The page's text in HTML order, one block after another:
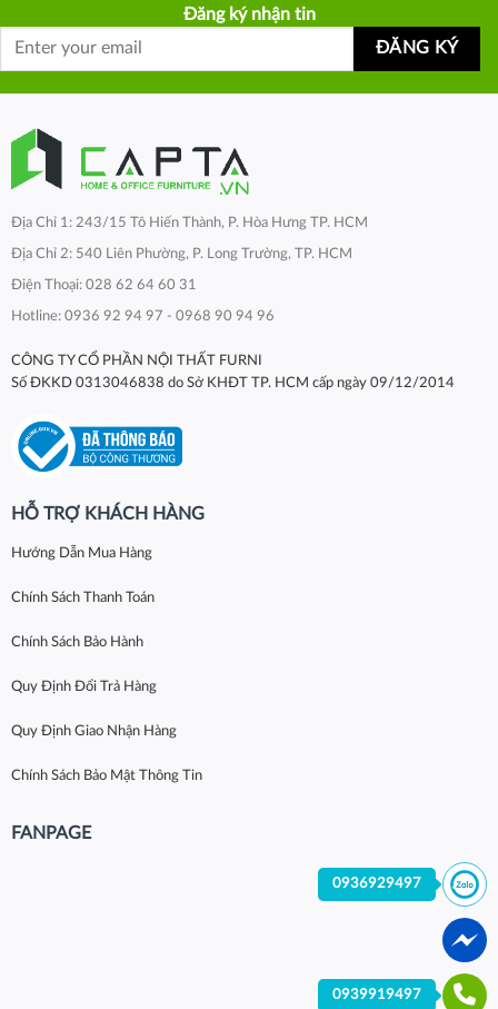
Đăng ký nhận tin
Địa Chỉ 1: 243/15 Tô Hiến Thành, P. Hòa Hưng TP. HCM
Địa Chỉ 2: 540 Liên Phường, P. Long Trường, TP. HCM
Điện Thoại: 028 62 64 60 31
Hotline: 0936 92 94 97 - 0968 90 94 96
CÔNG TY CỔ PHẦN NỘI THẤT FURNI
Số ĐKKD 0313046838 do Sở KHĐT TP. HCM cấp ngày 09/12/2014
HỖ TRỢ KHÁCH HÀNG
Hướng Dẫn Mua Hàng
Chính Sách Thanh Toán
Chính Sách Bảo Hành
Quy Định Đổi Trả Hàng
Quy Định Giao Nhận Hàng
Chính Sách Bảo Mật Thông Tin
FANPAGE
0936929497
0939919497